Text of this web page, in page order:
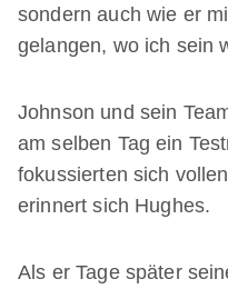
sondern auch wie er
gelangen, wo ich sein
Johnson und sein
am selben Tag ein
fokussierten sich
erinnert sich Hughes.
Als er Tage später